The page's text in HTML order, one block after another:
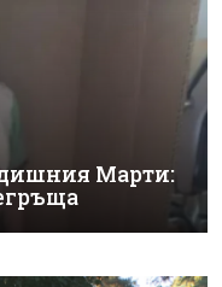
Марти: